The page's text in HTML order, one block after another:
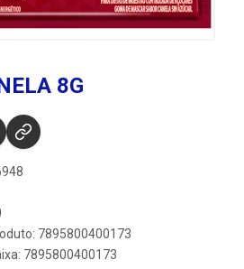
8G
7895800400173
7895800400173